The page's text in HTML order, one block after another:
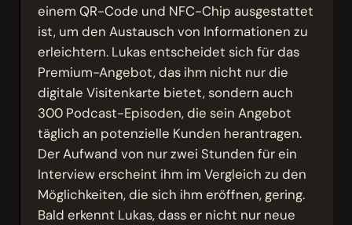
einem QR-Code und NFC-Chip ausgestattet
ist, um den Austausch von Informationen zu
erleichtern. Lukas entscheidet sich für das
Premium-Angebot, das ihm nicht nur die
digitale Visitenkarte bietet, sondern auch
300 Podcast-Episoden, die sein Angebot
täglich an potenzielle Kunden herantragen.
Der Aufwand von nur zwei Stunden für ein
Interview erscheint ihm im Vergleich zu den
Möglichkeiten, die sich ihm eröffnen, gering.
Bald erkennt Lukas, dass er nicht nur neue